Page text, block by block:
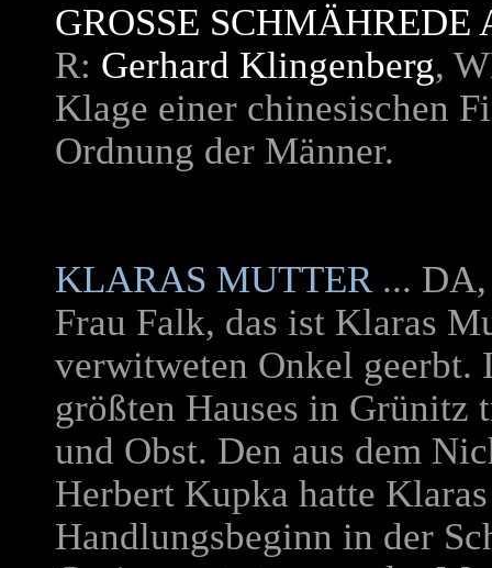
GROSSE SCHMÄHREDE
R: Gerhard Klingenberg,
Klage einer chinesischen
Ordnung der Männer.
KLARAS MUTTER ...
Frau Falk, das ist Klaras
verwitweten Onkel geerbt.
größten Hauses in Grünitz
und Obst. Den aus dem
Herbert Kupka hatte
Handlungsbeginn in der